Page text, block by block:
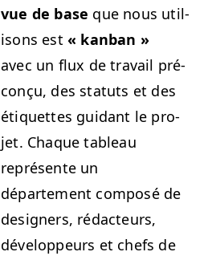
vue de base que nous util­
isons est « kan­ban »
avec un flux de tra­vail pré­
conçu, des statuts et des
éti­quettes guidant le pro­
jet. Chaque tableau
représente un
départe­ment com­posé de
design­ers, rédac­teurs,
développeurs et chefs de